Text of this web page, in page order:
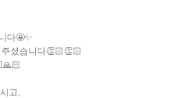
다🤩✨
셨습니다👏🏻👏🏻
고,